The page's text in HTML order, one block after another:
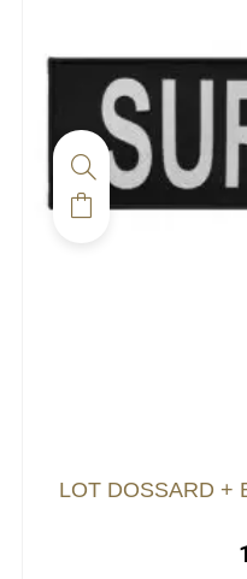
LOT DOSSARD +